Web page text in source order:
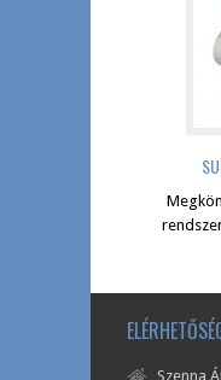
Szenna